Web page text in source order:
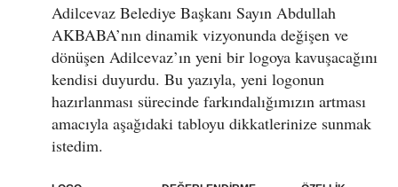
Adilcevaz Belediye Başkanı Sayın Abdullah
AKBABA’nın dinamik vizyonunda değişen ve
dönüşen Adilcevaz’ın yeni bir logoya kavuşacağını
kendisi duyurdu. Bu yazıyla, yeni logonun
hazırlanması sürecinde farkındalığımızın artması
amacıyla aşağıdaki tabloyu dikkatlerinize sunmak
istedim.